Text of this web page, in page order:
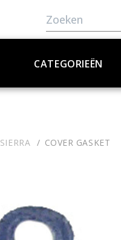
CATEGORIEËN
SIERRA COVER GASKET